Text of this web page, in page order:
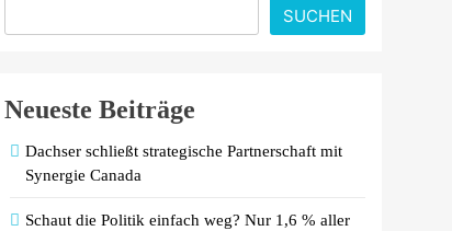
SUCHEN
Neueste Beiträge
Dachser schließt strategische Partnerschaft mit
Synergie Canada
Schaut die Politik einfach weg? Nur 1,6 % aller